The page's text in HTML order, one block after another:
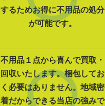
するためお得に不用品の処分
が可能です。
不用品１点から喜んで買取・
回収いたします。梱包してお
く必要はありません。地域密
着だからできる当店の強みで